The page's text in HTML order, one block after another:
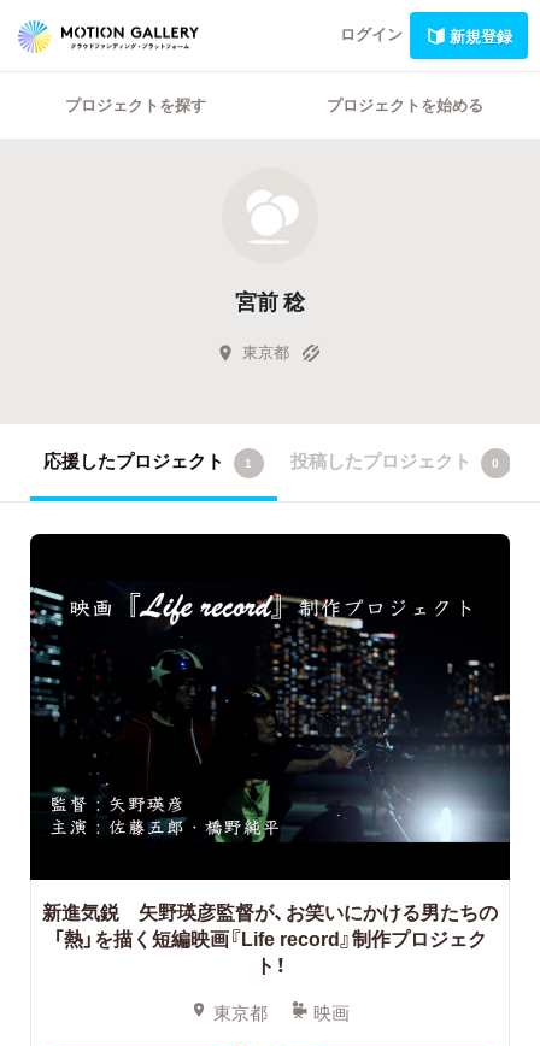
ログイン 新規登録
プロジェクトを探す プロジェクトを始める
宮前 稔
東京都
応援したプロジェクト 1 投稿したプロジェクト 0
新進気鋭 矢野瑛彦監督が、お笑いにかける男たちの
「熱」を描く短編映画『Life record』制作プロジェク
ト！
東京都 映画